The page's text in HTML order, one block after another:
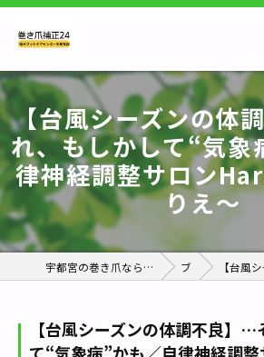
【台風シーズンの体
れ、もしかして“気象
律神経調整サロン
りえ〜
宇都宮の巻き爪なら巻き爪補正24栃木フットケアセンター宇都宮店 ブログ 【台風シーズンの体調不
【台風シーズンの体調不良】